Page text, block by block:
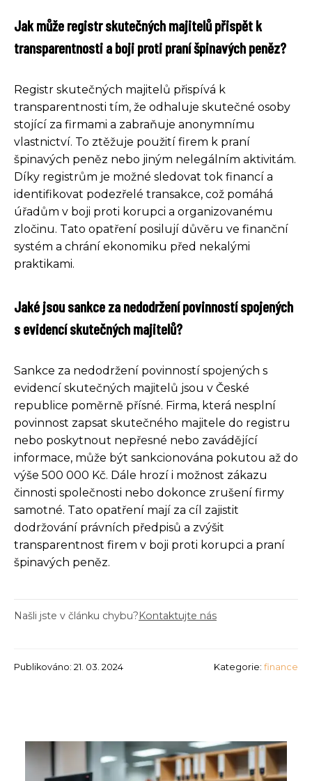
Jak může registr skutečných majitelů přispět k
transparentnosti a boji proti praní špinavých peněz?
Registr skutečných majitelů přispívá k
transparentnosti tím, že odhaluje skutečné osoby
stojící za firmami a zabraňuje anonymnímu
vlastnictví. To ztěžuje použití firem k praní
špinavých peněz nebo jiným nelegálním aktivitám.
Díky registrům je možné sledovat tok financí a
identifikovat podezřelé transakce, což pomáhá
úřadům v boji proti korupci a organizovanému
zločinu. Tato opatření posilují důvěru ve finanční
systém a chrání ekonomiku před nekalými
praktikami.
Jaké jsou sankce za nedodržení povinností spojených
s evidencí skutečných majitelů?
Sankce za nedodržení povinností spojených s
evidencí skutečných majitelů jsou v České
republice poměrně přísné. Firma, která nesplní
povinnost zapsat skutečného majitele do registru
nebo poskytnout nepřesné nebo zavádějící
informace, může být sankcionována pokutou až do
výše 500 000 Kč. Dále hrozí i možnost zákazu
činnosti společnosti nebo dokonce zrušení firmy
samotné. Tato opatření mají za cíl zajistit
dodržování právních předpisů a zvýšit
transparentnost firem v boji proti korupci a praní
špinavých peněz.
Našli jste v článku chybu?Kontaktujte nás
Publikováno: 21. 03. 2024 Kategorie: finance